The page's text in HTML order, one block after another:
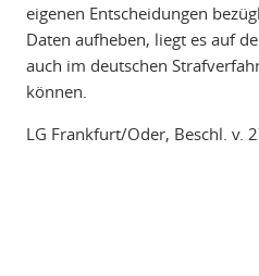
eigenen Entscheidungen
Daten aufheben, liegt es auf
auch im deutschen
können.
LG Frankfurt/Oder, Beschl. v.